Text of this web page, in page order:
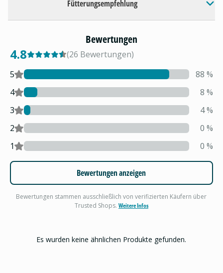
Fütterungsempfehlung
Bewertungen
4.8 (26 Bewertungen)
5
88 %
4
8 %
3
4%
2
0 %
1
0 %
Bewertungen anzeigen
Bewertungen stammen ausschließlich von verifizierten Käufern über
Trusted Shops. Weitere Infos
Es wurden keine ähnlichen Produkte gefunden.